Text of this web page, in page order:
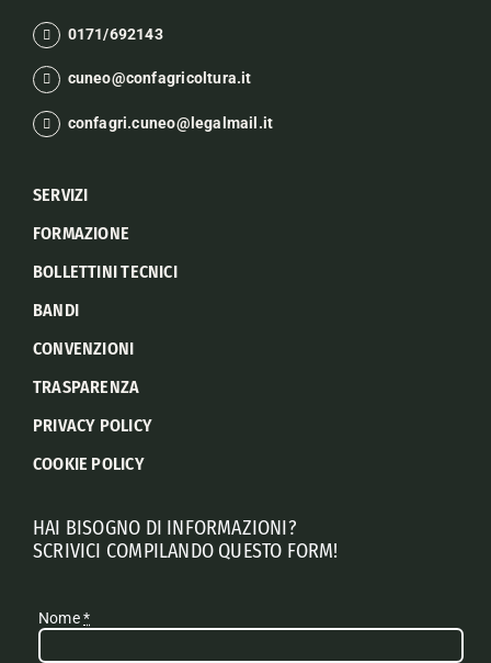
0171/692143
cuneo@confagricoltura.it
confagri.cuneo@legalmail.it
SERVIZI
FORMAZIONE
BOLLETTINI TECNICI
BANDI
CONVENZIONI
TRASPARENZA
PRIVACY POLICY
COOKIE POLICY
HAI BISOGNO DI INFORMAZIONI?
SCRIVICI COMPILANDO QUESTO FORM!
Nome*